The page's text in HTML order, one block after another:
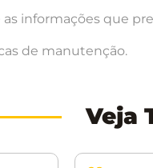
informações que
de manutenção.
Veja